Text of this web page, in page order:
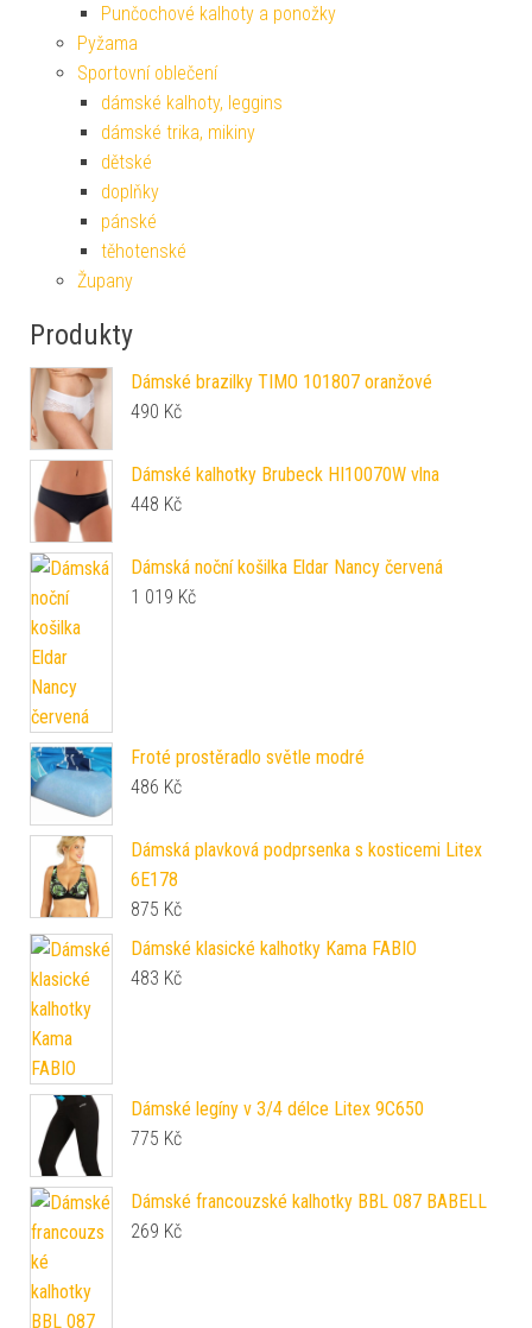
Punčochové kalhoty a ponožky
Pyžama
Sportovní oblečení
dámské kalhoty, leggins
dámské trika, mikiny
dětské
doplňky
pánské
těhotenské
Župany
Produkty
Dámské brazilky TIMO 101807 oranžové
490 Kč
Dámské kalhotky Brubeck HI10070W vlna
448 Kč
Dámská noční košilka Eldar Nancy červená
1 019 Kč
Froté prostěradlo světle modré
486 Kč
Dámská plavková podprsenka s kosticemi Litex
6E178
875 Kč
Dámské klasické kalhotky Kama FABIO
483 Kč
Dámské legíny v 3/4 délce Litex 9C650
775 Kč
Dámské francouzské kalhotky BBL 087 BABELL
269 Kč